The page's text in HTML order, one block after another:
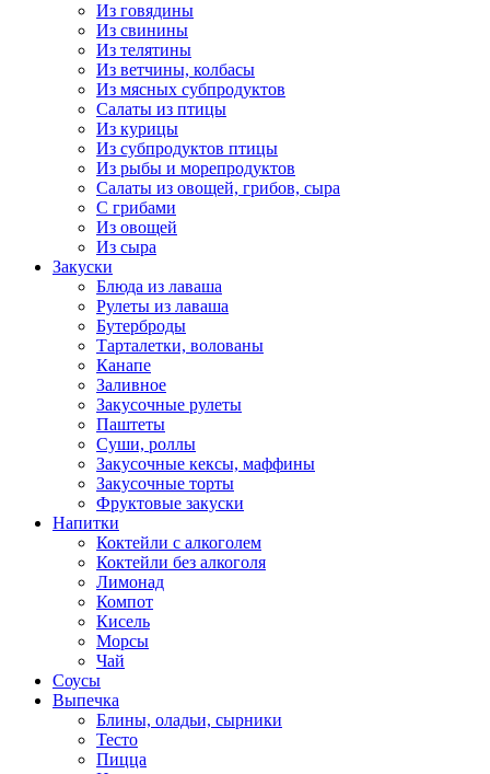
Из говядины
Из свинины
Из телятины
Из ветчины, колбасы
Из мясных субпродуктов
Салаты из птицы
Из курицы
Из субпродуктов птицы
Из рыбы и морепродуктов
Салаты из овощей, грибов, сыра
С грибами
Из овощей
Из сыра
Закуски
Блюда из лаваша
Рулеты из лаваша
Бутерброды
Тарталетки, волованы
Канапе
Заливное
Закусочные рулеты
Паштеты
Суши, роллы
Закусочные кексы, маффины
Закусочные торты
Фруктовые закуски
Напитки
Коктейли с алкоголем
Коктейли без алкоголя
Лимонад
Компот
Кисель
Морсы
Чай
Соусы
Выпечка
Блины, оладьи, сырники
Тесто
Пицца